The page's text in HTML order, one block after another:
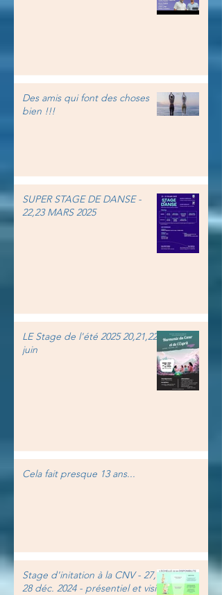
Des amis qui font des choses
bien !!!
SUPER STAGE DE DANSE -
22,23 MARS 2025
LE Stage de l'été 2025 20,21,22
juin
Cela fait presque 13 ans...
Stage d'initation à la CNV - 27,
28 déc. 2024 - présentiel et visio